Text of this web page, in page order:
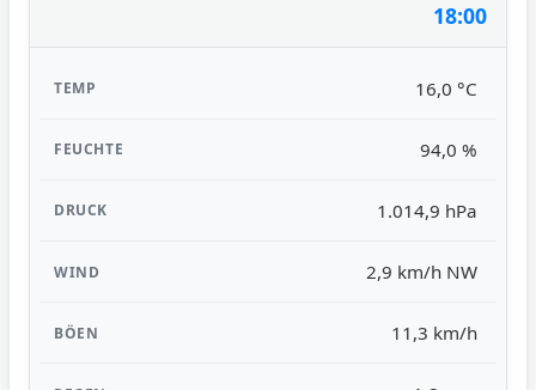
18:00
16,0 °C
94,0 %
1.014,9 hPa
2,9 km/h NW
11,3 km/h